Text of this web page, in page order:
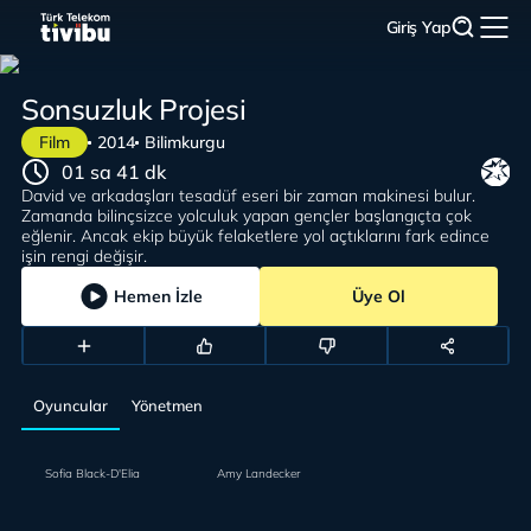
Giriş Yap
Film 2014 Bilimkurgu
Sonsuzluk Projesi
David ve arkadaşları tesadüf eseri bir zaman makinesi bulur.
Zamanda bilinçsizce yolculuk yapan gençler başlangıçta çok
eğlenir. Ancak ekip büyük felaketlere yol açtıklarını fark edince
işin rengi değişir.
01 sa 41 dk
Hemen İzle Üye Ol
Oyuncular Yönetmen
Sofia Black-D'Elia Amy Landecker